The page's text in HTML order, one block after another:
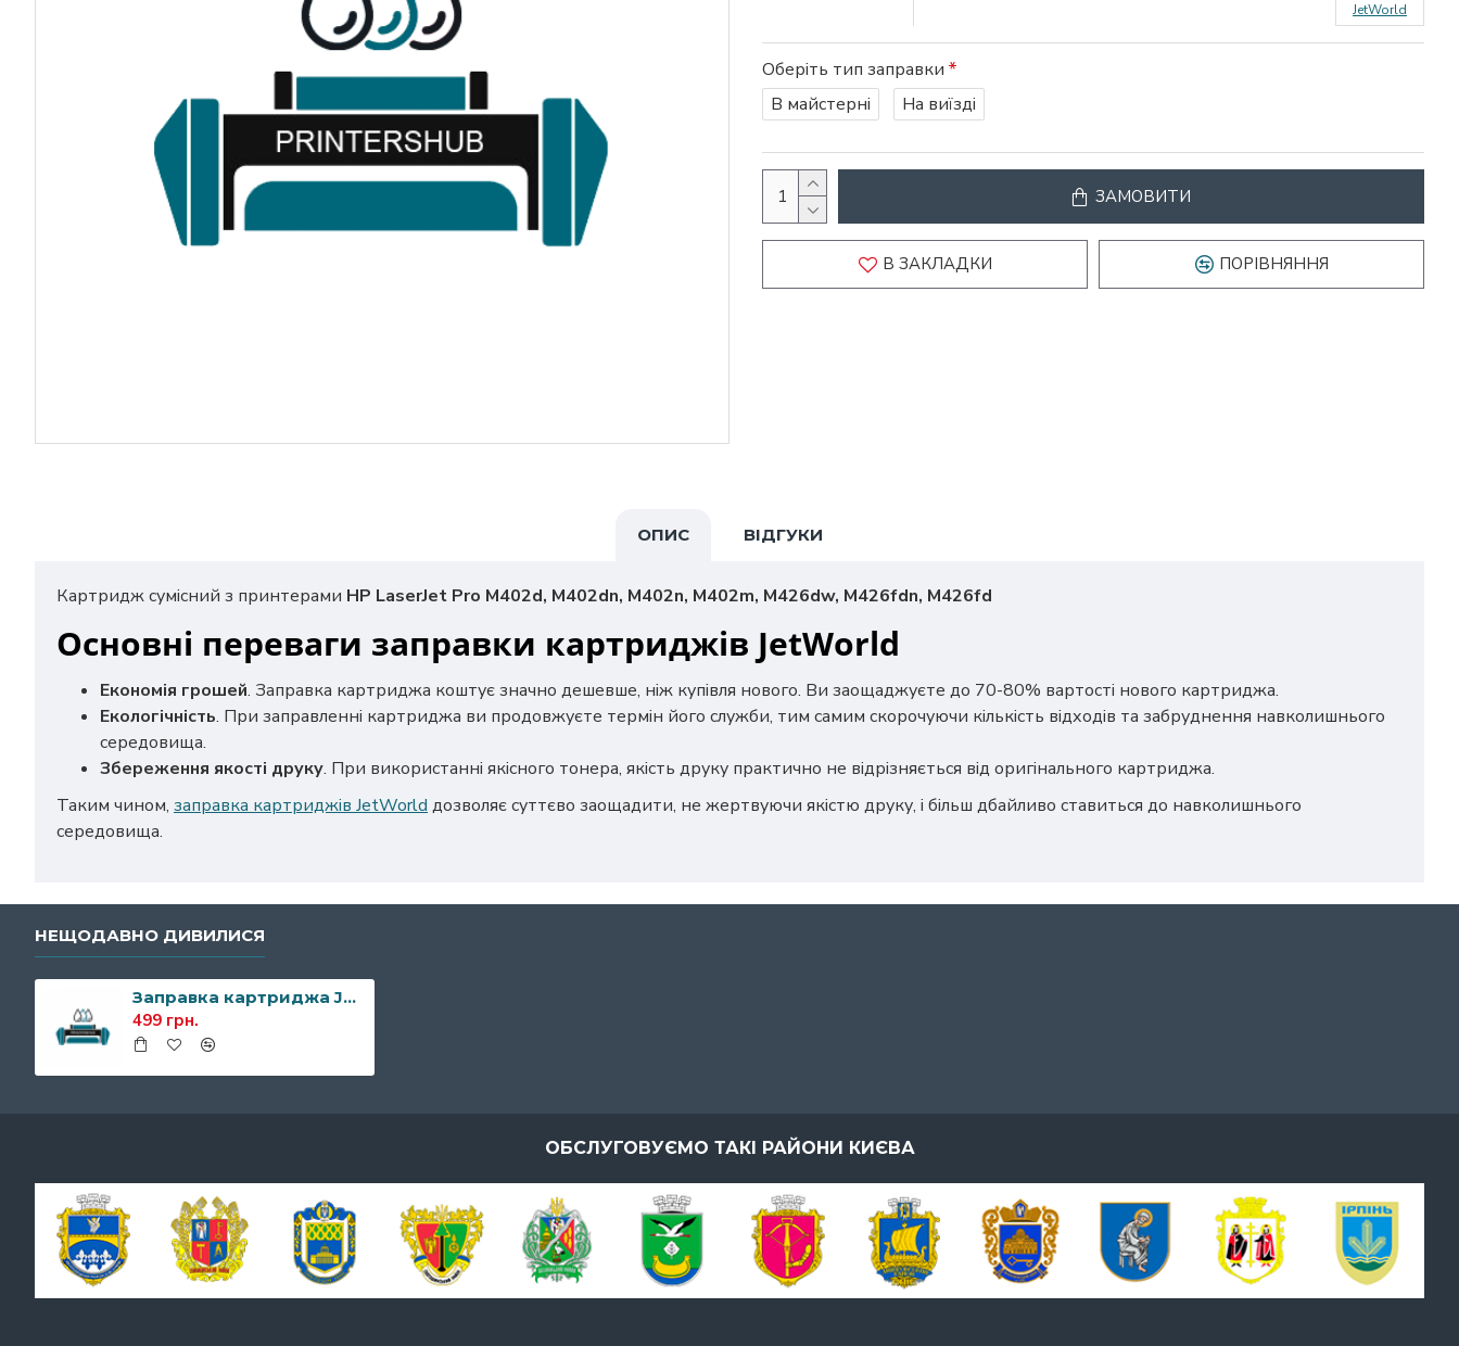
JetWorld
Оберіть тип заправки
В майстерні
На виїзді
ЗАМОВИТИ
В ЗАКЛАДКИ ПОРІВНЯННЯ
ОПИС ВІДГУКИ
Картридж сумісний з принтерами HP LaserJet Pro M402d, M402dn, M402n, M402m, M426dw, M426fdn, M426fd
Основні переваги заправки картриджів JetWorld
Економія грошей. Заправка картриджа коштує значно дешевше, ніж купівля нового. Ви заощаджуєте до 70-80% вартості нового картриджа.
Екологічність. При заправленні картриджа ви продовжуєте термін його служби, тим самим скорочуючи кількість відходів та забруднення навколишнього
середовища.
Збереження якості друку. При використанні якісного тонера, якість друку практично не відрізняється від оригінального картриджа.
Таким чином, заправка картриджів JetWorld дозволяє суттєво заощадити, не жертвуючи якістю друку, і більш дбайливо ставиться до навколишнього
середовища.
НЕЩОДАВНО ДИВИЛИСЯ
Заправка картриджа JetWorld JW-H226AN (аналог HP 26А/CF226А)
499 грн.
ОБСЛУГОВУЄМО ТАКІ РАЙОНИ КИЄВА